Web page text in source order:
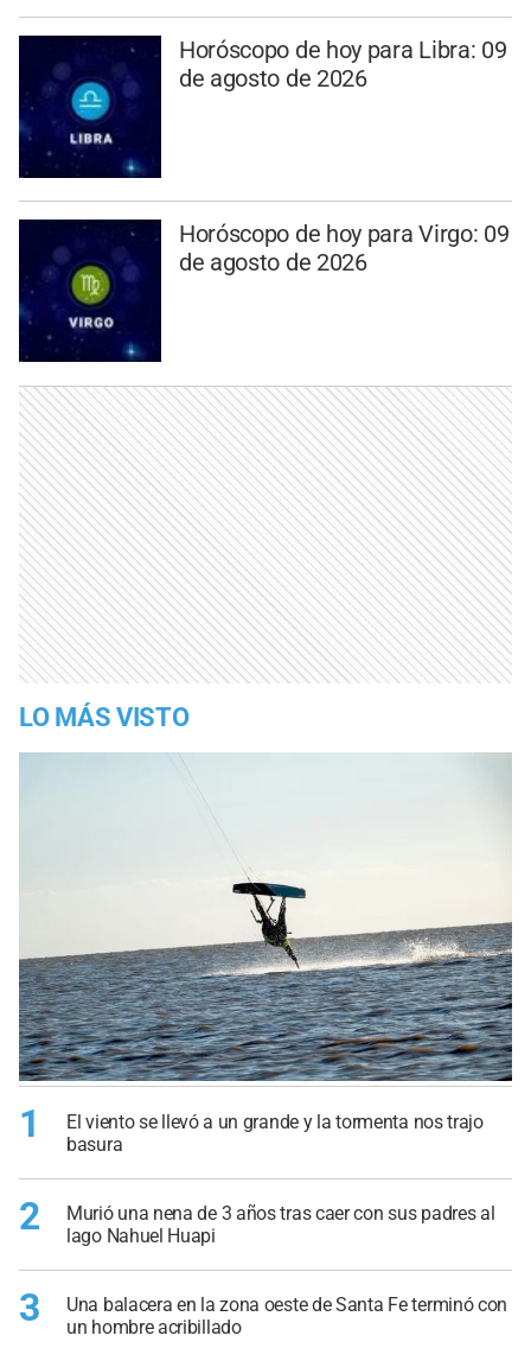
Horóscopo de hoy para Libra: 09
de agosto de 2026
Horóscopo de hoy para Virgo: 09
de agosto de 2026
LO MÁS VISTO
1
El viento se llevó a un grande y la tormenta nos trajo
basura
2
Murió una nena de 3 años tras caer con sus padres al
lago Nahuel Huapi
3
Una balacera en la zona oeste de Santa Fe terminó con
un hombre acribillado